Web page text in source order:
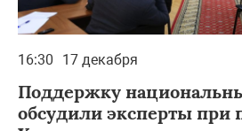
16:30 17 декабря
Поддержку
обсудили эксперты при